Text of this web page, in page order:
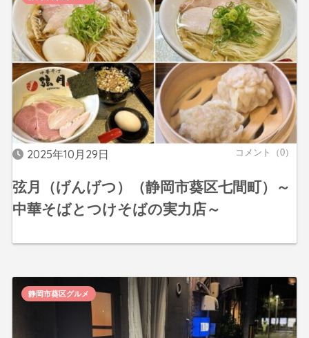
2025年10月29日 コメント（0）
弦月（げんげつ）（静岡市葵区七間町）～
中華そばとつけそばの実力店～
静岡市葵区グルメ